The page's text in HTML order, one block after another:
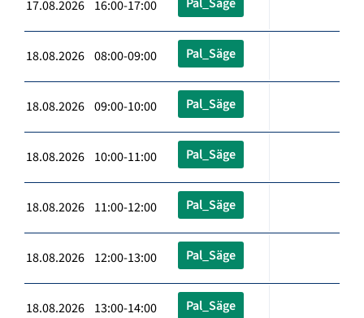
17.08.2026 16:00-17:00
18.08.2026 08:00-09:00 Pal_Säge
18.08.2026 09:00-10:00 Pal_Säge
18.08.2026 10:00-11:00 Pal_Säge
18.08.2026 11:00-12:00 Pal_Säge
18.08.2026 12:00-13:00 Pal_Säge
18.08.2026 13:00-14:00 Pal_Säge